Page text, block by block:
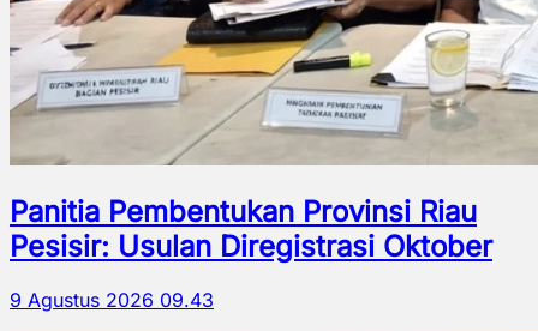
Panitia Pembentukan Provinsi Riau
Pesisir: Usulan Diregistrasi Oktober
9 Agustus 2026 09.43